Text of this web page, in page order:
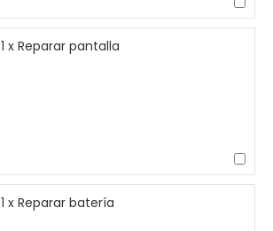
1 x Reparar pantalla
1 x Reparar batería